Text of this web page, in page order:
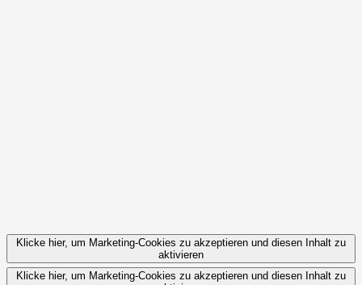
Klicke hier, um Marketing-Cookies zu akzeptieren und diesen Inhalt zu
aktivieren
Klicke hier, um Marketing-Cookies zu akzeptieren und diesen Inhalt zu